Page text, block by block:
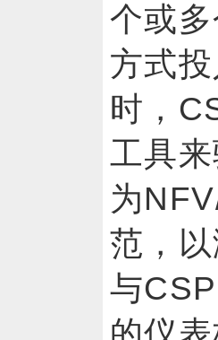
个或
方式
时，
工具
为
范，
与